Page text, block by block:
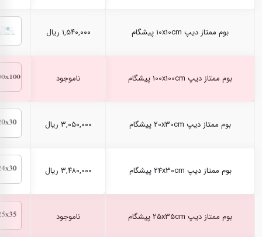
بوم ممتاز دیپ 10x10cm پیشگام ۱,۵۴۰,۰۰۰ ریال
بوم ممتاز دیپ 100x100cm پیشگام ناموجود
بوم ممتاز دیپ 20x30cm پیشگام ۳,۰۵۰,۰۰۰ ریال
بوم ممتاز دیپ 24x30cm پیشگام ۳,۴۸۰,۰۰۰ ریال
بوم ممتاز دیپ 25x35cm پیشگام ناموجود